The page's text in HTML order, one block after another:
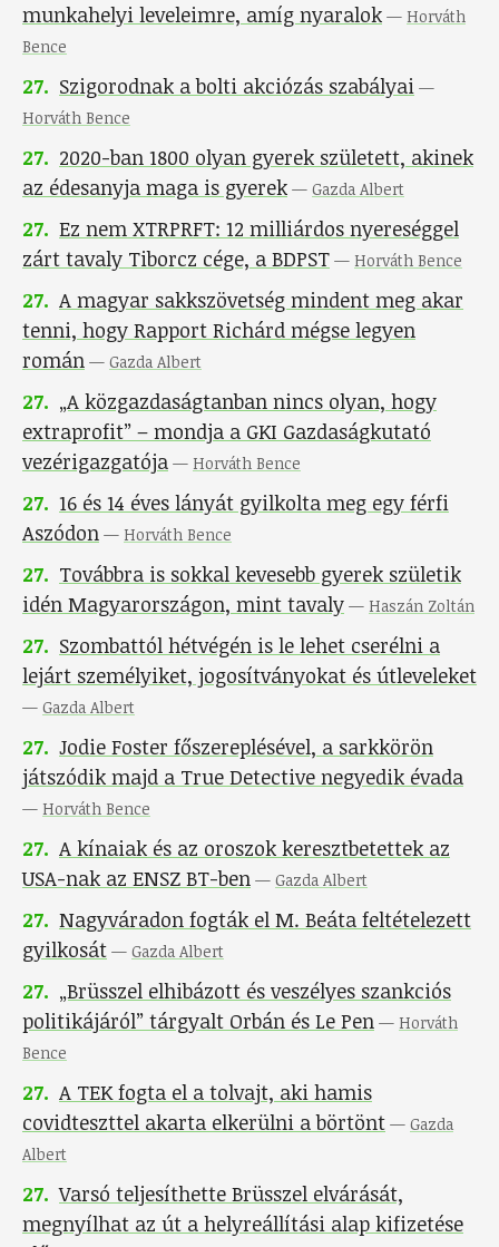
munkahelyi leveleimre, amíg nyaralok — Horváth
Bence
27. Szigorodnak a bolti akciózás szabályai —
Horváth Bence
27. 2020-ban 1800 olyan gyerek született, akinek
az édesanyja maga is gyerek — Gazda Albert
27. Ez nem XTRPRFT: 12 milliárdos nyereséggel
zárt tavaly Tiborcz cége, a BDPST — Horváth Bence
27. A magyar sakkszövetség mindent meg akar
tenni, hogy Rapport Richárd mégse legyen
román — Gazda Albert
27. „A közgazdaságtanban nincs olyan, hogy
extraprofit” – mondja a GKI Gazdaságkutató
vezérigazgatója — Horváth Bence
27. 16 és 14 éves lányát gyilkolta meg egy férfi
Aszódon — Horváth Bence
27. Továbbra is sokkal kevesebb gyerek születik
idén Magyarországon, mint tavaly — Haszán Zoltán
27. Szombattól hétvégén is le lehet cserélni a
lejárt személyiket, jogosítványokat és útleveleket
— Gazda Albert
27. Jodie Foster főszereplésével, a sarkkörön
játszódik majd a True Detective negyedik évada
— Horváth Bence
27. A kínaiak és az oroszok keresztbetettek az
USA-nak az ENSZ BT-ben — Gazda Albert
27. Nagyváradon fogták el M. Beáta feltételezett
gyilkosát — Gazda Albert
27. „Brüsszel elhibázott és veszélyes szankciós
politikájáról” tárgyalt Orbán és Le Pen — Horváth
Bence
27. A TEK fogta el a tolvajt, aki hamis
covidteszttel akarta elkerülni a börtönt — Gazda
Albert
27. Varsó teljesíthette Brüsszel elvárását,
megnyílhat az út a helyreállítási alap kifizetése